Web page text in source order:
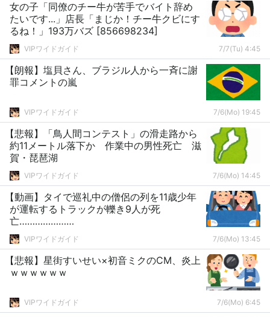
女の子「同僚のチー牛が苦手でバイト辞め
たいです...」店長「まじか！チー牛クビにす
るね！」193万バズ [856698234]
VIPワイドガイド 7/7(Tu) 4:45
【朗報】塩貝さん、ブラジル人から一斉に謝
罪コメントの嵐
VIPワイドガイド 7/6(Mo) 19:45
【悲報】「鳥人間コンテスト」の滑走路から
約11メートル落下か 作業中の男性死亡 滋
賀・琵琶湖
VIPワイドガイド 7/6(Mo) 14:45
【動画】タイで巡礼中の僧侶の列を11歳少年
が運転するトラックが轢き9人が死
亡…………………
VIPワイドガイド 7/6(Mo) 13:45
【悲報】星街すいせい×初音ミクのCM、炎上
ｗｗｗｗｗｗ
VIPワイドガイド 7/6(Mo) 6:45